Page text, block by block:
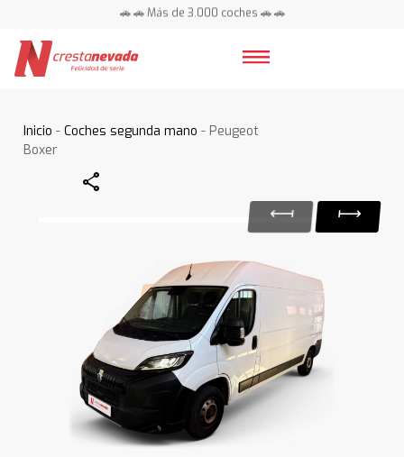
🚗 🚗 Más de 3.000 coches 🚗 🚗
Inicio -Coches segunda mano - Peugeot
Boxer
Share